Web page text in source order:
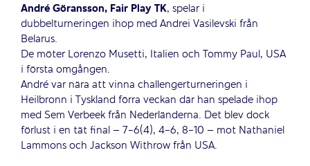
André Göransson, Fair Play TK, spelar i
dubbelturneringen ihop med Andrei Vasilevski från
Belarus.
De möter Lorenzo Musetti, Italien och Tommy Paul, USA
i första omgången.
André var nära att vinna challengerturneringen i
Heilbronn i Tyskland förra veckan där han spelade ihop
med Sem Verbeek från Nederländerna. Det blev dock
förlust i en tät final – 7-6(4), 4-6, 8-10 – mot Nathaniel
Lammons och Jackson Withrow från USA.